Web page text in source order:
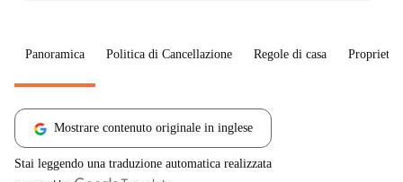
Panoramica Politica di Cancellazione Regole di casa
Mostrare contenuto originale in inglese
Stai leggendo una traduzione automatica realizzata